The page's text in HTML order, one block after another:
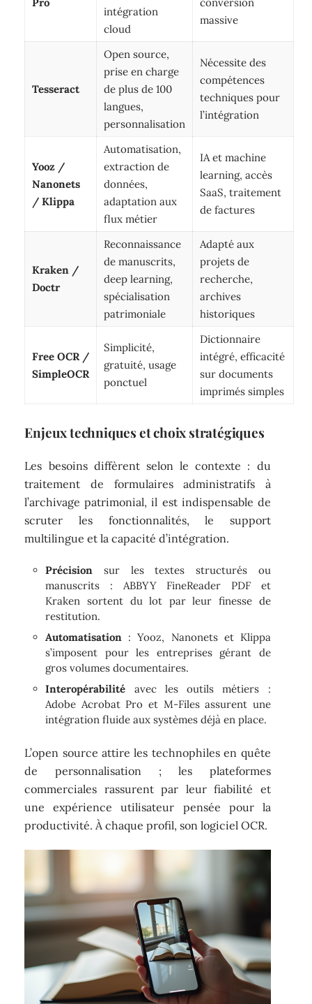
Pro
intégration
cloud
conversion
massive
Tesseract
Open source,
prise en charge
de plus de 100
langues,
personnalisation
Nécessite des
compétences
techniques pour
l’intégration
Yooz /
Nanonets
/ Klippa
Automatisation,
extraction de
données,
adaptation aux
flux métier
IA et machine
learning, accès
SaaS, traitement
de factures
Kraken /
Doctr
Reconnaissance
de manuscrits,
deep learning,
spécialisation
patrimoniale
Adapté aux
projets de
recherche,
archives
historiques
Free OCR /
SimpleOCR
Simplicité,
gratuité, usage
ponctuel
Dictionnaire
intégré, efficacité
sur documents
imprimés simples
Enjeux techniques et choix stratégiques
Les besoins diffèrent selon le contexte : du
traitement de formulaires administratifs à
l’archivage patrimonial, il est indispensable de
scruter les fonctionnalités, le support
multilingue et la capacité d’intégration.
Précision sur les textes structurés ou
manuscrits : ABBYY FineReader PDF et
Kraken sortent du lot par leur finesse de
restitution.
Automatisation : Yooz, Nanonets et Klippa
s’imposent pour les entreprises gérant de
gros volumes documentaires.
Interopérabilité avec les outils métiers :
Adobe Acrobat Pro et M-Files assurent une
intégration fluide aux systèmes déjà en place.
L’open source attire les technophiles en quête
de personnalisation ; les plateformes
commerciales rassurent par leur fiabilité et
une expérience utilisateur pensée pour la
productivité. À chaque profil, son logiciel OCR.